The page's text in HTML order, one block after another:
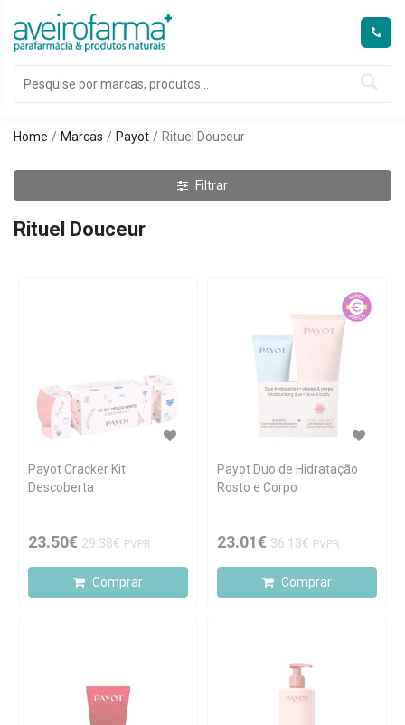
Home Marcas Payot Rituel Douceur
Filtrar
Rituel Douceur
Payot Cracker Kit
Descoberta
23.50€ 29.38€ PVPR
Comprar
Payot Duo de Hidratação
Rosto e Corpo
23.01€ 36.13€ PVPR
Comprar